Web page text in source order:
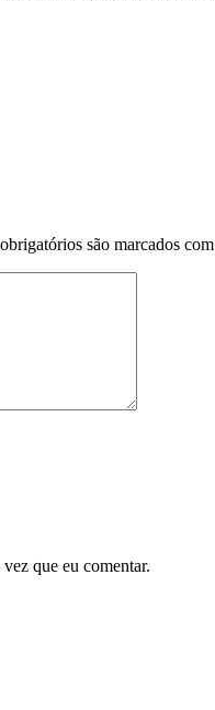
são marcados com
que eu comentar.